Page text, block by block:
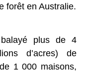
forêt en Australie.
plus de 4
d’acres) de
1 000 maisons,